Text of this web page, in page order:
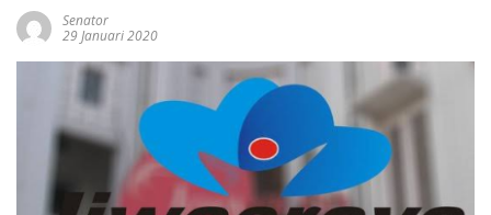
Senator
29 Januari 2020